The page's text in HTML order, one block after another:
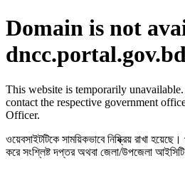
Domain is not
This website is temporarily unavailable.
contact the respective government
Officer.
ওয়েবসাইটটিকে সাময়িকভাবে নিষ্ক্রিয় রাখা
করে সংশ্লিষ্ট দপ্তর অথবা জেলা/উপজেলা